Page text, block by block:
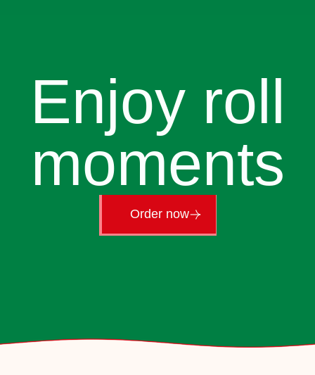
Enjoy roll
moments
Order now